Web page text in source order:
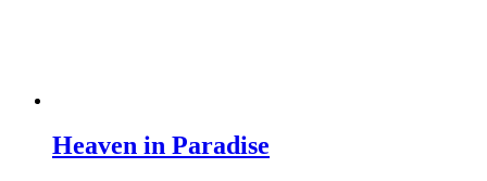
Heaven in Paradise